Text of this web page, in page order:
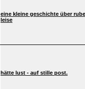
eine kleine geschichte über
leise
hätte lust - auf stille post.